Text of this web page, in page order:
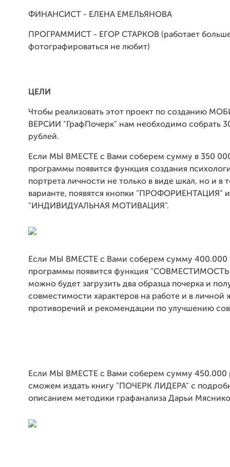
ФИНАНСИСТ - ЕЛЕНА ЕМЕЛЬЯНОВА
ПРОГРАММИСТ - ЕГОР СТАРКОВ (работает
фотографироваться не любит)
ЦЕЛИ
Чтобы реализовать этот проект по созданию
ВЕРСИИ "ГрафПочерк" нам необходимо собрать
рублей.
Если МЫ ВМЕСТЕ с Вами соберем сумму в 350
программы появится функция создания
портрета личности не только в виде шкал, но и в
варианте, появятся кнопки "ПРОФОРИЕНТАЦИЯ" и
"ИНДИВИДУАЛЬНАЯ МОТИВАЦИЯ".
Если МЫ ВМЕСТЕ с Вами соберем сумму 400.000
программы появится функция
можно будет загрузить два образца почерка и
совместимости характеров на работе и в личной
противоречий и рекомендации по улучшению
Если МЫ ВМЕСТЕ с Вами соберем сумму 450.000
сможем издать книгу "ПОЧЕРК ЛИДЕРА" с
описанием методики графанализа Дарьи